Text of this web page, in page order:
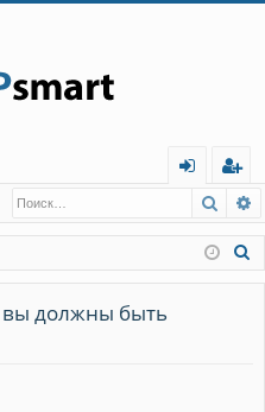
д
г
ис
тр
должны быть